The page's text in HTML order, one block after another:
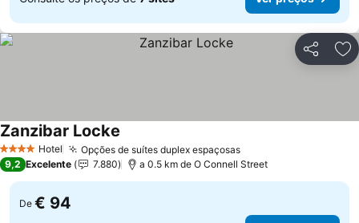
Partilhar
4 EstrelasHotel Opções de suítes duplex espaçosasVer preços
Zanzibar Locke
9,2 Excelente 7.880 a 0.5 km de O Connell Street
De € 94